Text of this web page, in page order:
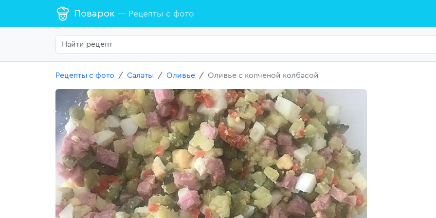
Поварок — Рецепты с фото
Рецепты с фото Салаты Оливье Оливье с копченой колбасой